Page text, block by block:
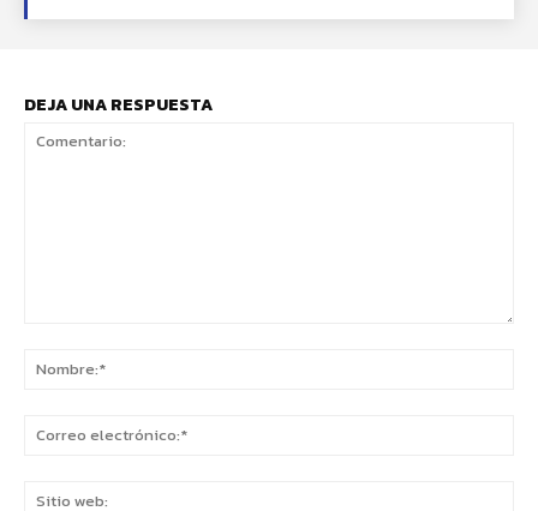
DEJA UNA RESPUESTA